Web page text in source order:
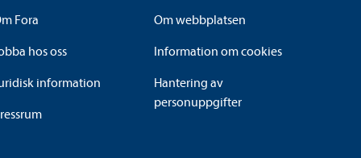
Fora
hos oss
information
Om webbplatsen
Information om cookies
Hantering av
personuppgifter